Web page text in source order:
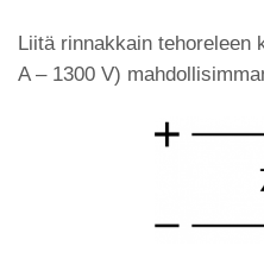
Liitä rinnakkain tehoreleen
A – 1300 V)